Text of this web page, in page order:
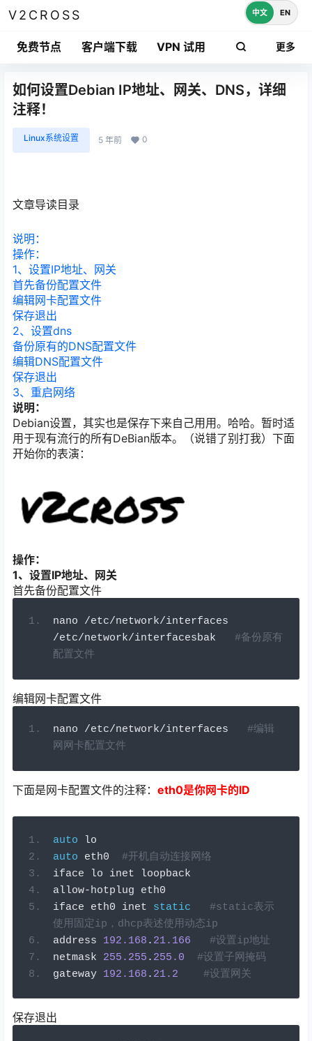
V2CROSS
免费节点 客户端下载 VPN 试用 更多
中文 EN
如何设置Debian IP地址、网关、DNS，详细
注释！
Linux系统设置 5 年前 0
文章导读目录
说明：
操作：
1、设置IP地址、网关
首先备份配置文件
编辑网卡配置文件
保存退出
2、设置dns
备份原有的DNS配置文件
编辑DNS配置文件
保存退出
3、重启网络
说明：
Debian设置，其实也是保存下来自己用用。哈哈。暂时适
用于现有流行的所有DeBian版本。（说错了别打我）下面
开始你的表演：
操作：
1、设置IP地址、网关
首先备份配置文件
nano /etc/network/
/etc/network/interfacesbak #备份原有
配置文件
编辑网卡配置文件
nano /etc/network/interfaces #编辑
网网卡配置文件
下面是网卡配置文件的注释： eth0是你网卡的ID
auto lo
auto eth0 #开机自动连接网络
iface lo inet loopback
allow-hotplug eth0
iface eth0 inet static
#static表示
使用固定ip，dhcp表述使用动态ip
address 192.168 . 21.166
#设置ip地址
netmask 255.255 . 255.0
#设置子网掩码
gateway 192.168 . 21.2 #设置网关
保存退出